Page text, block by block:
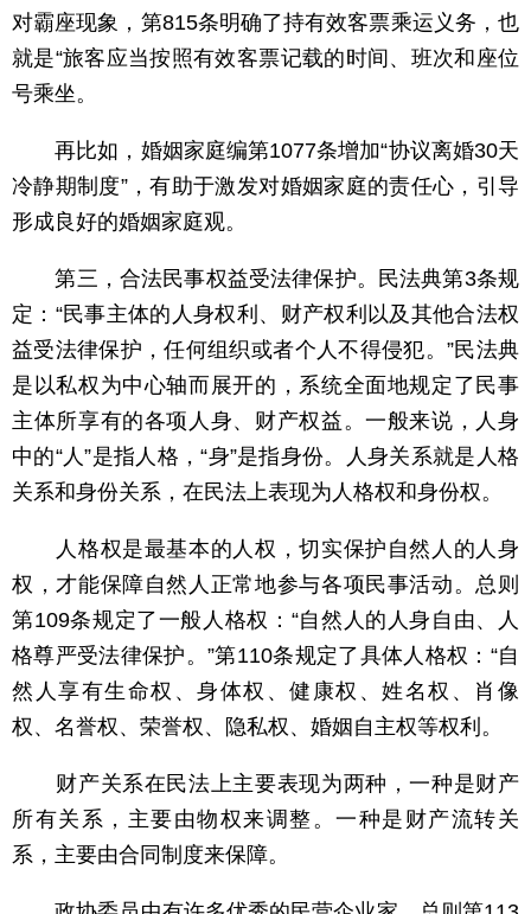
对霸座现象，第815条明确了持有效客票乘运义务，也
就是“旅客应当按照有效客票记载的时间、班次和座位
号乘坐。
再比如，婚姻家庭编第1077条增加“协议离婚30天
冷静期制度”，有助于激发对婚姻家庭的责任心，引导
形成良好的婚姻家庭观。
第三，合法民事权益受法律保护。民法典第3条规
定：“民事主体的人身权利、财产权利以及其他合法权
益受法律保护，任何组织或者个人不得侵犯。”民法典
是以私权为中心轴而展开的，系统全面地规定了民事
主体所享有的各项人身、财产权益。一般来说，人身
中的“人”是指人格，“身”是指身份。人身关系就是人格
关系和身份关系，在民法上表现为人格权和身份权。
人格权是最基本的人权，切实保护自然人的人身
权，才能保障自然人正常地参与各项民事活动。总则
第109条规定了一般人格权：“自然人的人身自由、人
格尊严受法律保护。”第110条规定了具体人格权：“自
然人享有生命权、身体权、健康权、姓名权、肖像
权、名誉权、荣誉权、隐私权、婚姻自主权等权利。
财产关系在民法上主要表现为两种，一种是财产
所有关系，主要由物权来调整。一种是财产流转关
系，主要由合同制度来保障。